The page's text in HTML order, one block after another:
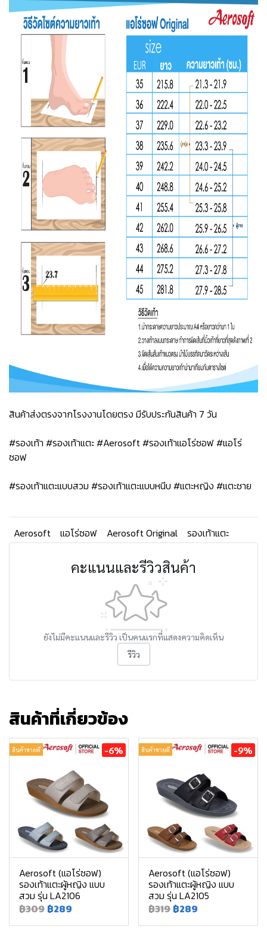
สินค้าส่งตรงจากโรงงานโดยตรง มีรับประกันสินค้า 7 วัน
#รองเท้า #รองเท้าแตะ #Aerosoft #รองเท้าแอโร่ซอฟ #แอโร่
ซอฟ
#รองเท้าแตะแบบสวม #รองเท้าแตะแบบหนีบ #แตะหญิง #แตะชาย
Aerosoft แอโร่ซอฟ Aerosoft Original รองเท้าแตะ
คะแนนและรีวิวสินค้า
ยังไม่มีคะแนนและรีวิว เป็นคนแรกที่แสดงความคิดเห็น
รีวิว
สินค้าที่เกี่ยวข้อง
สินค้าขายดี -6%
Aerosoft (แอโร่ซอฟ)
รองเท้าแตะผู้หญิง แบบ
สวม รุ่น LA2106
฿309 ฿289
สินค้าขายดี -9%
Aerosoft (แอโร่ซอฟ)
รองเท้าแตะผู้หญิง แบบ
สวม รุ่น LA2105
฿319 ฿289